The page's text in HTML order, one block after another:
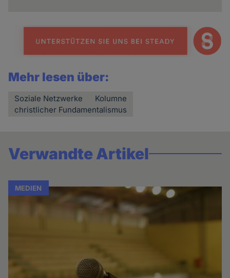
Mehr lesen über:
Soziale Netzwerke
Kolumne
christlicher Fundamentalismus
Verwandte Artikel
MEDIEN